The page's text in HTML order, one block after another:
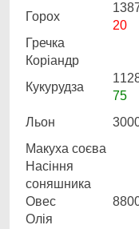
Горох
20
Гречка
Коріандр
Кукурудза
75
Льон
Макуха соєва
Насіння
соняшника
Овес
Олія